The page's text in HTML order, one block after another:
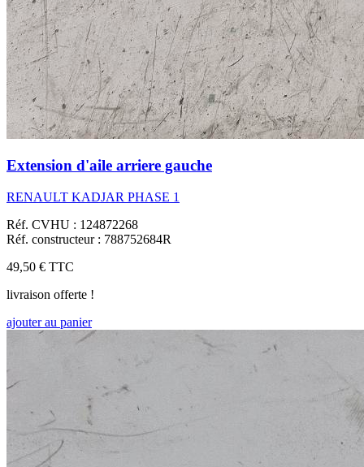
Extension d'aile arriere gauche
RENAULT KADJAR PHASE 1
Réf. CVHU : 124872268
Réf. constructeur : 788752684R
49,50 € TTC
livraison offerte !
ajouter au panier